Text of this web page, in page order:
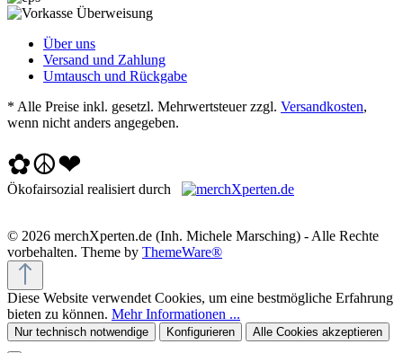
Über uns
Versand und Zahlung
Umtausch und Rückgabe
* Alle Preise inkl. gesetzl. Mehrwertsteuer zzgl. Versandkosten,
wenn nicht anders angegeben.
✿☮❤
Ökofairsozial realisiert durch
© 2026 merchXperten.de (Inh. Michele Marsching) - Alle Rechte
vorbehalten. Theme by ThemeWare®
Diese Website verwendet Cookies, um eine bestmögliche Erfahrung
bieten zu können. Mehr Informationen ...
Nur technisch notwendige Konfigurieren Alle Cookies akzeptieren